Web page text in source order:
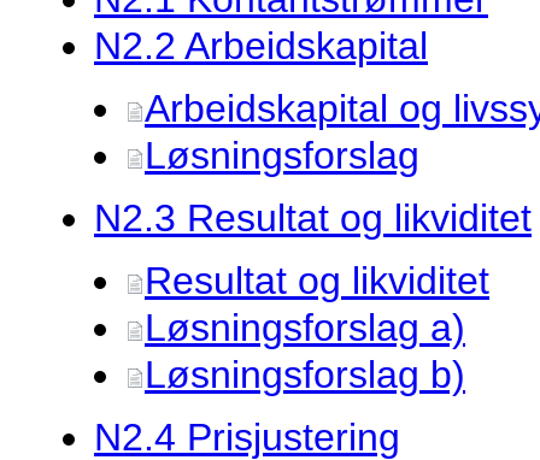
N2.2 Arbeidskapital
Arbeidskapital og
Løsningsforslag
N2.3 Resultat og likviditet
Resultat og likviditet
Løsningsforslag a)
Løsningsforslag b)
N2.4 Prisjustering